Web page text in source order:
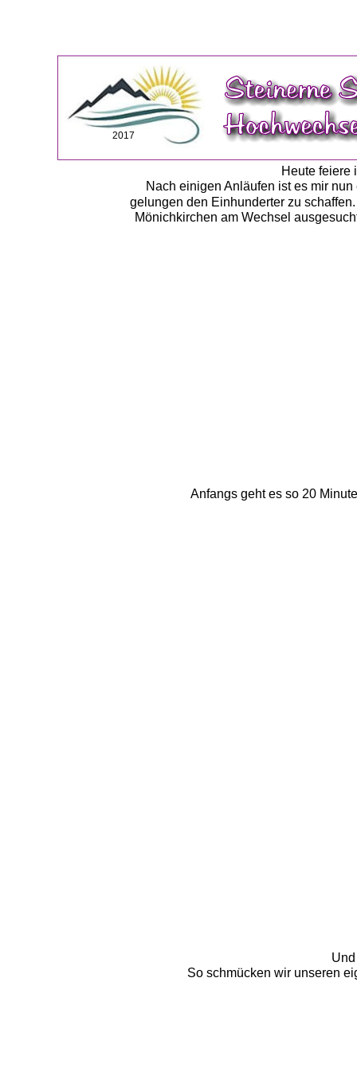
Heute feiere
Nach einigen Anläufen ist es mir
gelungen den Einhunderter zu
Mönichkirchen am Wechsel
2017
Anfangs geht es so 20
So schmücken wir unseren